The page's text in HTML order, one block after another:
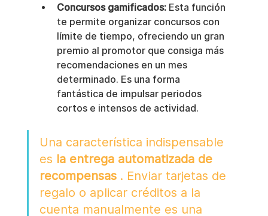
Concursos gamificados: Esta función
te permite organizar concursos con
límite de tiempo, ofreciendo un gran
premio al promotor que consiga más
recomendaciones en un mes
determinado. Es una forma
fantástica de impulsar periodos
cortos e intensos de actividad.
Una característica indispensable
es la entrega automatizada de
recompensas . Enviar tarjetas de
regalo o aplicar créditos a la
cuenta manualmente es una